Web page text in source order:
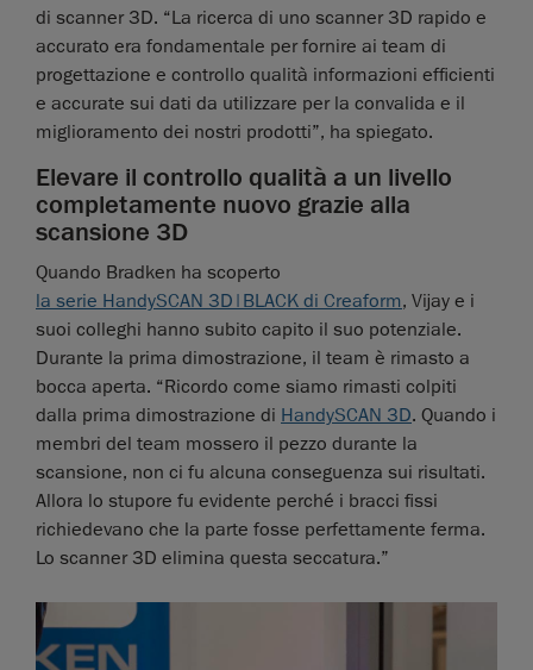
di scanner 3D. “La ricerca di uno scanner 3D rapido e
accurato era fondamentale per fornire ai team di
progettazione e controllo qualità informazioni efficienti
e accurate sui dati da utilizzare per la convalida e il
miglioramento dei nostri prodotti”, ha spiegato.
Elevare il controllo qualità a un livello
completamente nuovo grazie alla
scansione 3D
Quando Bradken ha scoperto
la serie HandySCAN 3D|BLACK di Creaform, Vijay e i
suoi colleghi hanno subito capito il suo potenziale.
Durante la prima dimostrazione, il team è rimasto a
bocca aperta. “Ricordo come siamo rimasti colpiti
dalla prima dimostrazione di HandySCAN 3D. Quando i
membri del team mossero il pezzo durante la
scansione, non ci fu alcuna conseguenza sui risultati.
Allora lo stupore fu evidente perché i bracci fissi
richiedevano che la parte fosse perfettamente ferma.
Lo scanner 3D elimina questa seccatura.”